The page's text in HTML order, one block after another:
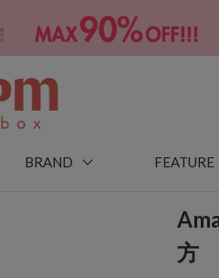
BRAND FEATURE
方